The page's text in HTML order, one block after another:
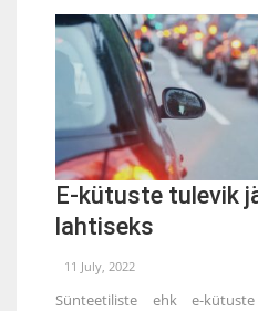
E-kütuste tulevik
lahtiseks
11 July, 2022
Sünteetiliste ehk e-